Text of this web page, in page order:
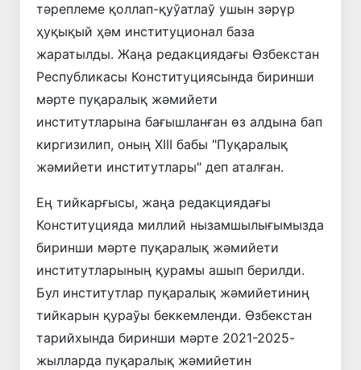
тәреплеме қоллап-қуўатлаў ушын зәрүр
ҳуқықый ҳәм институционал база
жаратылды. Жаңа редакциядағы Өзбекстан
Республикасы Конституциясында биринши
мәрте пуқаралық жәмийети
институтларына бағышланған өз алдына бап
киргизилип, оның ХIII бабы "Пуқаралық
жәмийети институтлары" деп аталған.
Ең тийкарғысы, жаңа редакциядағы
Конституцияда миллий нызамшылығымызда
биринши мәрте пуқаралық жәмийети
институтларының қурамы ашып берилди.
Бул институтлар пуқаралық жәмийетиниң
тийкарын қураўы беккемленди. Өзбекстан
тарийхында биринши мәрте 2021-2025-
жылларда пуқаралық жәмийетин